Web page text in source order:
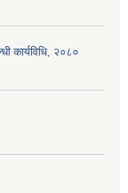
कार्यविधि, २०८०